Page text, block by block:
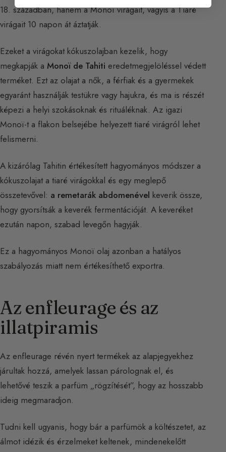
18. században, hanem a Monoï virágait, vagyis a Tiaré
virágait 10 napon át áztatják.
Ezeket a virágokat kókuszolajban kezelik, hogy
megkapják a Monoï de Tahiti eredetmegjelöléssel védett
terméket. Ezt az olajat a nők, a férfiak és a gyermekek
egyaránt használják testükre vagy hajukra, és ma is részét
képezi a helyi szokásoknak és rituáléknak. Az igazi
Monoï-t a flakon belsejébe helyezett tiaré virágról lehet
felismerni.
A kizárólag Tahitin értékesített hagyományos módszer a
kókuszolajat a tiaré virágokkal és egy meglepő
összetevővel: a remetarák abdomenével keverik össze,
hogy gyorsítsák a keverék fermentációját. A keveréket
ezután napon, szabad levegőn hagyják.
Ez a hagyományos Monoï olaj azonban a hatályos
szabályozás miatt nem értékesíthető exportra.
Az enfleurage és az
illatpiramis
Az enfleurage révén nyert termékek az alapjegyekhez
járultak hozzá, amelyek lassan párolognak el, és
lehetővé teszik a parfüm „rögzítését”, hogy az hosszabb
ideig megmaradjon.
Tudni kell ugyanis, hogy bár a parfümök a költészetet, az
álmot idézik és érzelmeket keltenek, mindenekelőtt